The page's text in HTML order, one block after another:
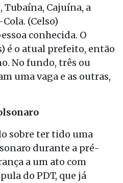
Cajuína, a
(Celso)
conhecida. O
é o atual prefeito, então
No fundo, três ou
uma vaga e as outras,
sobre ter tido uma
durante a pré-
a um ato com
do PDT, que já